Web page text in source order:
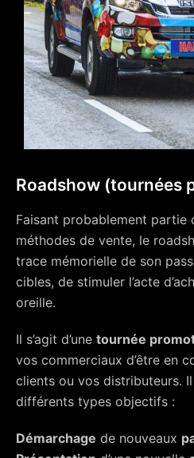
Roadshow (tournées
Faisant probablement partie
méthodes de vente, le
trace mémorielle de son
cibles, de stimuler l’acte
oreille.
Il s’agit d’une tournée
vos commerciaux d’être en
clients ou vos distributeurs.
différents types objectifs :
Démarchage de nouveaux